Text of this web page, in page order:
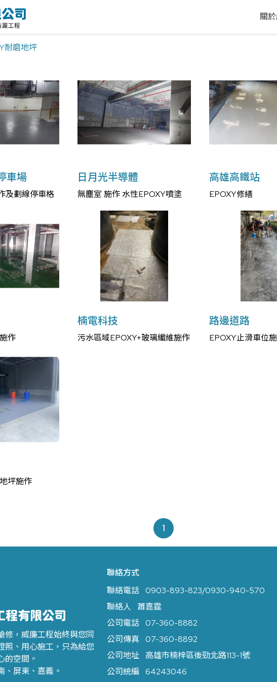
關
耐磨地坪
車場
及劃線停車格
日月光半導體
無塵室 施作 水性EPOXY噴塗
高雄高鐵站
EPOXY修繕
作
楠電科技
污水區域EPOXY+玻璃纎維施作
路邊道路
EPOXY止滑車位
坪施作
1
修，威廉工程始終與您同
照、用心施工，只為給您
的空間。
、屏東、嘉義。
聯絡方式
聯絡電話 0903-893-823/0930-940-570
聯絡人
蕭嘉霆
公司電話 07-360-8882
公司傳真 07-360-8892
公司地址
高雄市楠梓區後勁北路113-1號
公司統編
64243046